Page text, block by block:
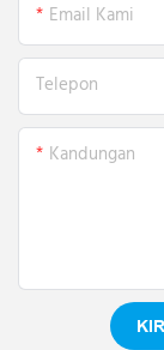
Email Kami
Telepon
Kandungan